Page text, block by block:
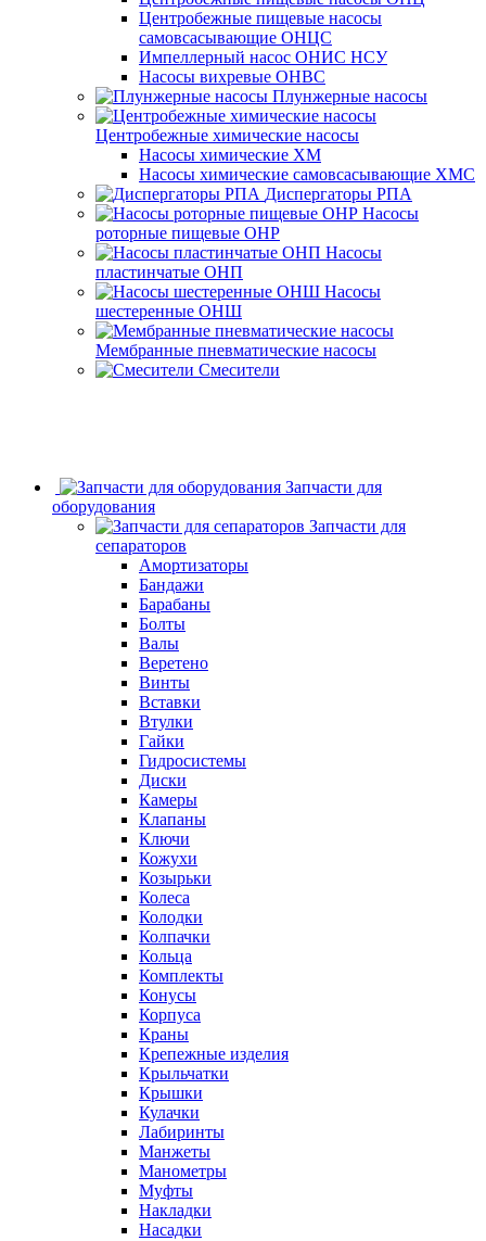
Центробежные пищевые насосы
самовсасывающие ОНЦС
Импеллерный насос ОНИС НСУ
Насосы вихревые ОНВС
Плунжерные насосы
Центробежные химические насосы
Насосы химические ХМ
Насосы химические самовсасывающие ХМС
Диспергаторы РПА
Насосы
роторные пищевые ОНР
Насосы
пластинчатые ОНП
Насосы
шестеренные ОНШ
Мембранные пневматические насосы
Смесители
Запчасти для
оборудования
Запчасти для
сепараторов
Амортизаторы
Бандажи
Барабаны
Болты
Валы
Веретено
Винты
Вставки
Втулки
Гайки
Гидросистемы
Диски
Камеры
Клапаны
Ключи
Кожухи
Козырьки
Колеса
Колодки
Колпачки
Кольца
Комплекты
Конусы
Корпуса
Краны
Крепежные изделия
Крыльчатки
Крышки
Кулачки
Лабиринты
Манжеты
Манометры
Муфты
Накладки
Насадки